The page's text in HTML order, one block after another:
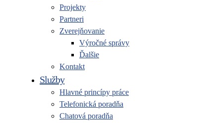
Projekty
Partneri
Zverejňovanie
Výročné správy
Ďalšie
Kontakt
Služby
Hlavné princípy práce
Telefonická poradňa
Chatová poradňa